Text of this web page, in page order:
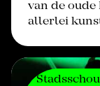
van de oude
allerlei